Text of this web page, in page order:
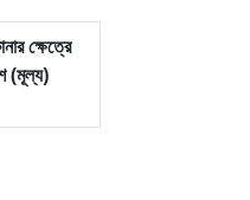
ক্ষেত্রে
(মূল্য)